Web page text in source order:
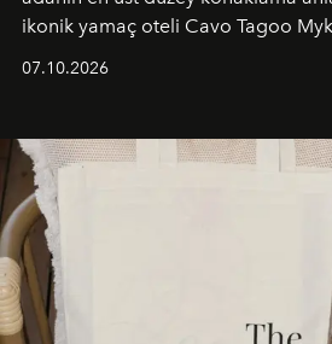
ikonik yamaç oteli Cavo Tagoo
buluşturarak markanın Cavo
sürükleyici ve mevsime özel bir
07.10.2026